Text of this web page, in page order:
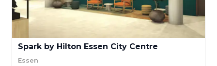
Spark by Hilton Essen City Centre
Essen